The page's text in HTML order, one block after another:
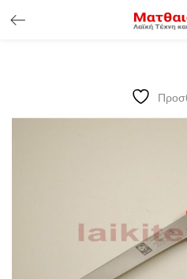
ΕΊΣΟΔΟΣ ΠΕΛΑΤΏΝ
Είσοδος